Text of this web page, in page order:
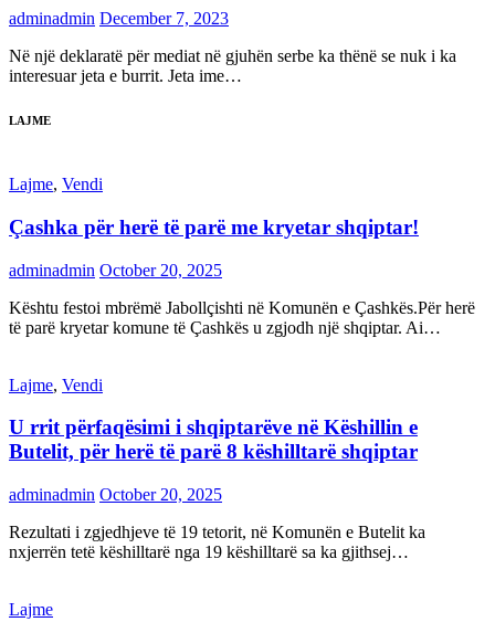
adminadmin December 7, 2023
Në një deklaratë për mediat në gjuhën serbe ka thënë se nuk i ka
interesuar jeta e burrit. Jeta ime…
LAJME
Lajme, Vendi
Çashka për herë të parë me kryetar shqiptar!
adminadmin October 20, 2025
Kështu festoi mbrëmë Jabollçishti në Komunën e Çashkës.Për herë
të parë kryetar komune të Çashkës u zgjodh një shqiptar. Ai…
Lajme, Vendi
U rrit përfaqësimi i shqiptarëve në Këshillin e
Butelit, për herë të parë 8 këshilltarë shqiptar
adminadmin October 20, 2025
Rezultati i zgjedhjeve të 19 tetorit, në Komunën e Butelit ka
nxjerrën tetë këshilltarë nga 19 këshilltarë sa ka gjithsej…
Lajme